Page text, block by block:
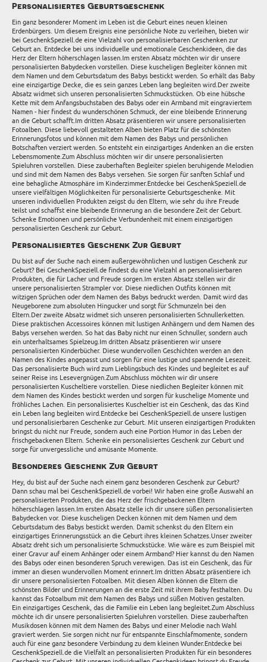
Personalisiertes Geburtsgeschenk
Ein ganz besonderer Moment im Leben ist die Geburt eines neuen kleinen
Erdenbürgers. Um diesem Ereignis eine persönliche Note zu verleihen, bieten wir
bei GeschenkSpeziell.de eine Vielzahl von personalisierbaren Geschenken zur
Geburt an. Entdecke bei uns individuelle und emotionale Geschenkideen, die das
Herz der Eltern höherschlagen lassen.Im ersten Absatz möchten wir dir unsere
personalisierten Babydecken vorstellen. Diese kuscheligen Begleiter können mit
dem Namen und dem Geburtsdatum des Babys bestickt werden. So erhält das Baby
eine einzigartige Decke, die es sein ganzes Leben lang begleiten wird.Der zweite
Absatz widmet sich unseren personalisierten Schmuckstücken. Ob eine hübsche
Kette mit dem Anfangsbuchstaben des Babys oder ein Armband mit eingraviertem
Namen - hier findest du wunderschönen Schmuck, der eine bleibende Erinnerung
an die Geburt schafft.Im dritten Absatz präsentieren wir unsere personalisierten
Fotoalben. Diese liebevoll gestalteten Alben bieten Platz für die schönsten
Erinnerungsfotos und können mit dem Namen des Babys und persönlichen
Botschaften verziert werden. So entsteht ein einzigartiges Andenken an die ersten
Lebensmomente.Zum Abschluss möchten wir dir unsere personalisierten
Spieluhren vorstellen. Diese zauberhaften Begleiter spielen beruhigende Melodien
und sind mit dem Namen des Babys versehen. Sie sorgen für sanften Schlaf und
eine behagliche Atmosphäre im Kinderzimmer.Entdecke bei GeschenkSpeziell.de
unsere vielfältigen Möglichkeiten für personalisierte Geburtsgeschenke. Mit
unseren individuellen Produkten zeigst du den Eltern, wie sehr du ihre Freude
teilst und schaffst eine bleibende Erinnerung an die besondere Zeit der Geburt.
Schenke Emotionen und persönliche Verbundenheit mit einem einzigartigen
personalisierten Geschenk zur Geburt.
Personalisiertes Geschenk Zur Geburt
Du bist auf der Suche nach einem außergewöhnlichen und lustigen Geschenk zur
Geburt? Bei GeschenkSpeziell.de findest du eine Vielzahl an personalisierbaren
Produkten, die für Lacher und Freude sorgen.Im ersten Absatz stellen wir dir
unsere personalisierten Strampler vor. Diese niedlichen Outfits können mit
witzigen Sprüchen oder dem Namen des Babys bedruckt werden. Damit wird das
Neugeborene zum absoluten Hingucker und sorgt für Schmunzeln bei den
Eltern.Der zweite Absatz widmet sich unseren personalisierten Schnullerketten.
Diese praktischen Accessoires können mit lustigen Anhängern und dem Namen des
Babys versehen werden. So hat das Baby nicht nur einen Schnuller, sondern auch
ein unterhaltsames Spielzeug.Im dritten Absatz präsentieren wir unsere
personalisierten Kinderbücher. Diese wundervollen Geschichten werden an den
Namen des Kindes angepasst und sorgen für eine lustige und spannende Lesezeit.
Das personalisierte Buch wird zum Lieblingsbuch des Kindes und begleitet es auf
seiner Reise ins Lesevergnügen.Zum Abschluss möchten wir dir unsere
personalisierten Kuscheltiere vorstellen. Diese niedlichen Begleiter können mit
dem Namen des Kindes bestickt werden und sorgen für kuschelige Momente und
fröhliches Lachen. Ein personalisiertes Kuscheltier ist ein Geschenk, das das Kind
ein Leben lang begleiten wird.Entdecke bei GeschenkSpeziell.de unsere lustigen
und personalisierbaren Geschenke zur Geburt. Mit unseren einzigartigen Produkten
bringst du nicht nur Freude, sondern auch eine Portion Humor in das Leben der
frischgebackenen Eltern. Schenke ein personalisiertes Geschenk zur Geburt und
sorge für unvergessliche und amüsante Momente.
Besonderes Geschenk Zur Geburt
Hey, du bist auf der Suche nach einem ganz besonderen Geschenk zur Geburt?
Dann schau mal bei GeschenkSpeziell.de vorbei! Wir haben eine große Auswahl an
personalisierten Produkten, die das Herz der frischgebackenen Eltern
höherschlagen lassen.Im ersten Absatz stelle ich dir unsere süßen personalisierten
Babydecken vor. Diese kuscheligen Decken können mit dem Namen und dem
Geburtsdatum des Babys bestickt werden. Damit schenkst du den Eltern ein
einzigartiges Erinnerungsstück an die Geburt ihres kleinen Schatzes.Unser zweiter
Absatz dreht sich um personalisierte Schmuckstücke. Wie wäre es zum Beispiel mit
einer Gravur auf einem Anhänger oder einem Armband? Hier kannst du den Namen
des Babys oder einen besonderen Spruch verewigen. Das ist ein Geschenk, das für
immer an diesen wundervollen Moment erinnert.Im dritten Absatz präsentiere ich
dir unsere personalisierten Fotoalben. Mit diesen Alben können die Eltern die
schönsten Bilder und Erinnerungen an die erste Zeit mit ihrem Baby festhalten. Du
kannst das Fotoalbum mit dem Namen des Babys und süßen Motiven gestalten.
Ein einzigartiges Geschenk, das die Familie ein Leben lang begleitet.Zum Abschluss
möchte ich dir unsere personalisierten Spieluhren vorstellen. Diese zauberhaften
Musikdosen können mit dem Namen des Babys und einer Melodie nach Wahl
graviert werden. Sie sorgen nicht nur für entspannte Einschlafmomente, sondern
auch für eine ganz besondere Verbindung zu dem kleinen Wunder.Entdecke bei
GeschenkSpeziell.de die Vielfalt an personalisierten Produkten für ein besonderes